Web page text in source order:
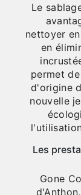
Le
nettoyer
en
permet
d'origine
nouvelle
Les
Gone